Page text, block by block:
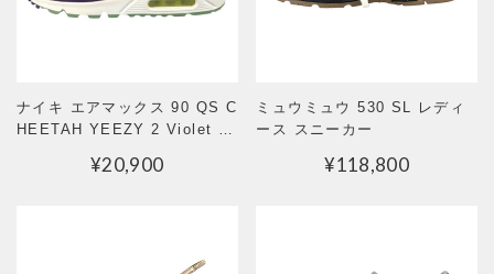
ナイキ エアマックス 90 QS C
HEETAH YEEZY 2 Violet Bl
¥20,900
ミュウミュウ 530 SL レディ
ース スニーカー
¥118,800